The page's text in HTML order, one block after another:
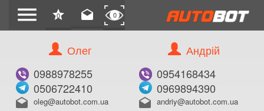
menu star
0 drafts 0
Олег
0988978255
0506722410
drafts oleg@autobot.com.ua
Андрій
0954168434
0969894390
drafts andriy@autobot.com.ua